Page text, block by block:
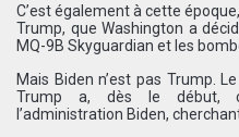
C’est également à cette
Trump, que Washington a
MQ-9B Skyguardian et les
Mais Biden n’est pas Trump.
Trump a, dès le début,
l’administration Biden,